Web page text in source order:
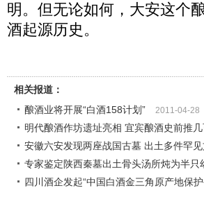
明。但无论如何，大安这个
酒起源历史。
相关报道：
酿酒业将开展“白酒158计划”
2011-04-28
明代酿酒作坊遗址亮相 宜宾酿酒史前推
安徽六安发现两座战国古墓 出土多件罕见
专家鉴定陕西秦墓出土骨头汤所炖为半只
四川酒企发起“中国白酒金三角原产地保